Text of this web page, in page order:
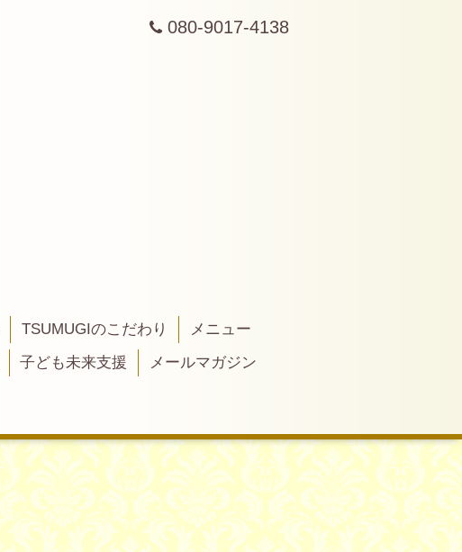
080-9017-4138
TSUMUGIのこだわり
メニュー
子ども未来支援
メールマガジン